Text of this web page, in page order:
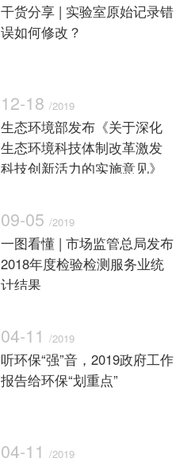
干货分享 | 实验室原始记录错
误如何修改？
12-18 /2019
生态环境部发布《关于深化
生态环境科技体制改革激发
科技创新活力的实施意见》
09-05 /2019
一图看懂 | 市场监管总局发布
2018年度检验检测服务业统
计结果
04-11 /2019
听环保“强”音，2019政府工作
报告给环保“划重点”
04-11 /2019